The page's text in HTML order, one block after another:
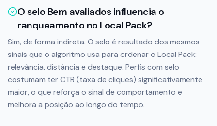
O selo Bem avaliados influencia o
ranqueamento no Local Pack?
Sim, de forma indireta. O selo é resultado dos mesmos
sinais que o algoritmo usa para ordenar o Local Pack:
relevância, distância e destaque. Perfis com selo
costumam ter CTR (taxa de cliques) significativamente
maior, o que reforça o sinal de comportamento e
melhora a posição ao longo do tempo.